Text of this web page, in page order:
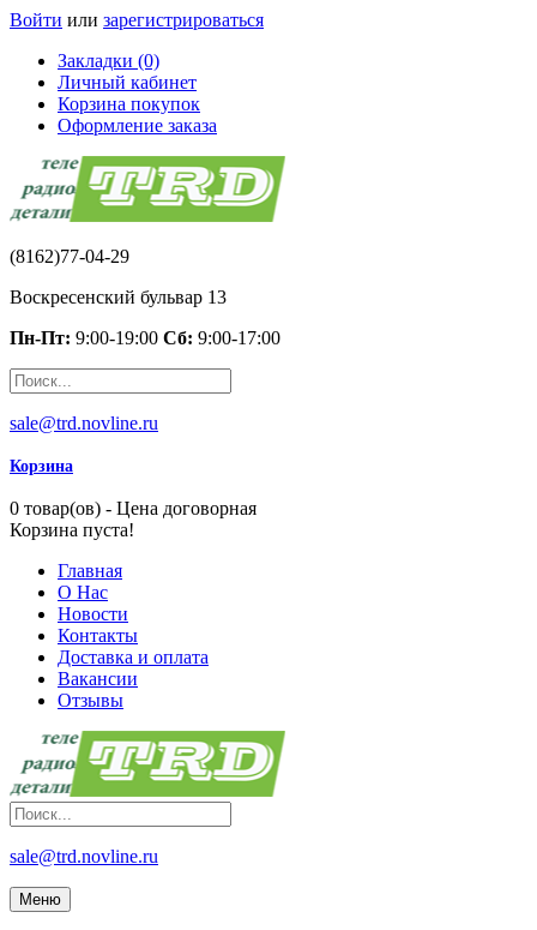
Войти или зарегистрироваться
Закладки (0)
Личный кабинет
Корзина покупок
Оформление заказа
(8162)77-04-29
Воскресенский бульвар 13
Пн-Пт: 9:00-19:00 Сб: 9:00-17:00
sale@trd.novline.ru
Корзина
0 товар(ов) - Цена договорная
Корзина пуста!
Главная
О Нас
Новости
Контакты
Доставка и оплата
Вакансии
Отзывы
sale@trd.novline.ru
Меню